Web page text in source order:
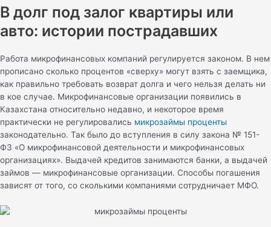
В долг под залог квартиры или
авто: истории пострадавших
Работа микрофинансовых компаний регулируется законом. В нем
прописано сколько процентов «сверху» могут взять с заемщика,
как правильно требовать возврат долга и чего нельзя делать ни
в кое случае. Микрофинансовые организации появились в
Казахстана относительно недавно, и некоторое время
практически не регулировались микрозаймы проценты
законодательно. Так было до вступления в силу закона № 151-
ФЗ «О микрофинансовой деятельности и микрофинансовых
организациях». Выдачей кредитов занимаются банки, а выдачей
займов — микрофинансовые организации. Способы погашения
зависят от того, со сколькими компаниями сотрудничает МФО.